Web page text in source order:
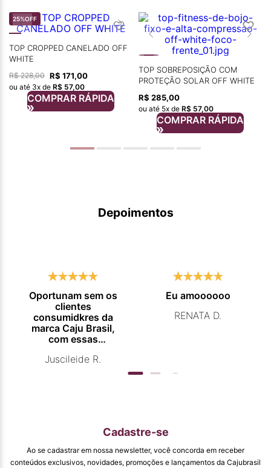
25%OFF
TOP CROPPED CANELADO OFF
WHITE
R$ 228,00 R$ 171,00
ou até 3x de R$ 57,00
COMPRAR RÁPIDA
TOP SOBREPOSIÇÃO COM
PROTEÇÃO SOLAR OFF WHITE
R$ 285,00
ou até 5x de R$ 57,00
COMPRAR RÁPIDA
Depoimentos
Oportunam sem os
clientes
consumidkres da
marca Caju Brasil,
com essas
promocionais de
qualidade que vcs
entregam. Parabéns
#
pormaiscampanhaspromorcionais.
Juscileide R.
Eu amoooooo
RENATA D.
Cadastre-se
Ao se cadastrar em nossa newsletter, você concorda em receber
conteúdos exclusivos, novidades, promoções e lançamentos da Cajubrasil